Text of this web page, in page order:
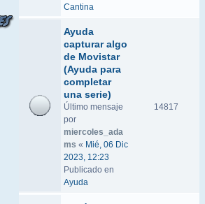
Cantina
Ayuda
capturar algo
de Movistar
(Ayuda para
completar
una serie)
Último mensaje
por
miercoles_ada
ms « Mié, 06 Dic
2023, 12:23
Publicado en
Ayuda
14817